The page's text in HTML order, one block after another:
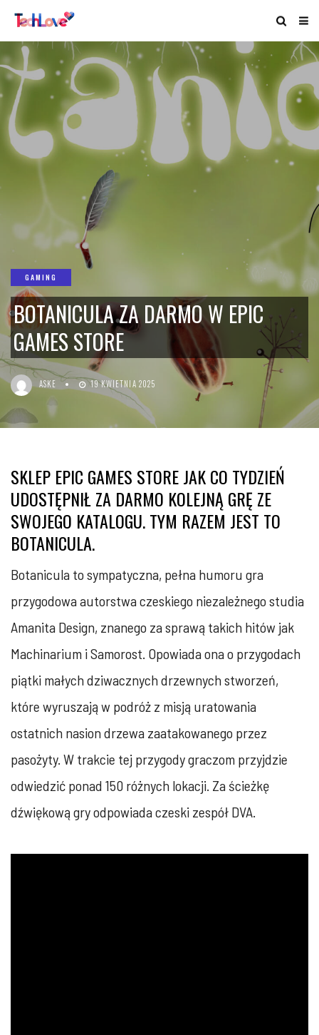
GAMING
BOTANICULA ZA DARMO W EPIC
GAMES STORE
ASKE 19 KWIETNIA 2025
SKLEP EPIC GAMES STORE JAK CO TYDZIEŃ
UDOSTĘPNIŁ ZA DARMO KOLEJNĄ GRĘ ZE
SWOJEGO KATALOGU. TYM RAZEM JEST TO
BOTANICULA.
Botanicula to sympatyczna, pełna humoru gra
przygodowa autorstwa czeskiego niezależnego studia
Amanita Design, znanego za sprawą takich hitów jak
Machinarium i Samorost. Opowiada ona o przygodach
piątki małych dziwacznych drzewnych stworzeń,
które wyruszają w podróż z misją uratowania
ostatnich nasion drzewa zaatakowanego przez
pasożyty. W trakcie tej przygody graczom przyjdzie
odwiedzić ponad 150 różnych lokacji. Za ścieżkę
dźwiękową gry odpowiada czeski zespół DVA.